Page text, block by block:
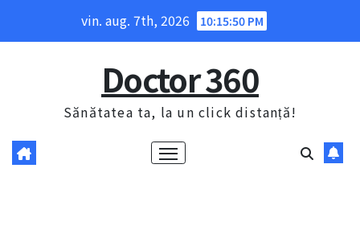
vin. aug. 7th, 2026 10:15:51 PM
Doctor 360
Sănătatea ta, la un click distanță!